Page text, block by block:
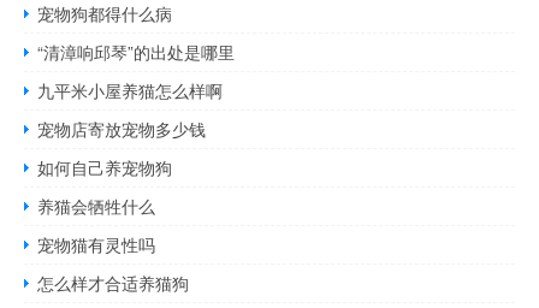
宠物狗都得什么病
“清漳响邱琴”的出处是哪里
九平米小屋养猫怎么样啊
宠物店寄放宠物多少钱
如何自己养宠物狗
养猫会牺牲什么
宠物猫有灵性吗
怎么样才合适养猫狗